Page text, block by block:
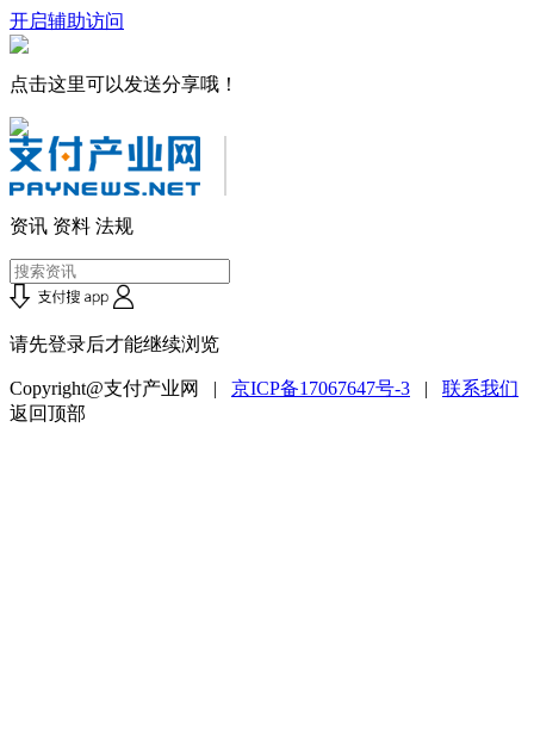
开启辅助访问
点击这里可以发送分享哦！
资讯 资料 法规
请先登录后才能继续浏览
Copyright@支付产业网 | 京ICP备17067647号-3 | 联系我们
返回顶部